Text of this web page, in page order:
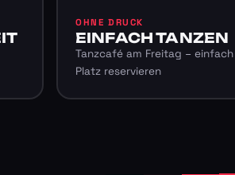
OHNE DRUCK
EINFACH TANZEN
Tanzcafé am Freitag – einfach
Platz reservieren